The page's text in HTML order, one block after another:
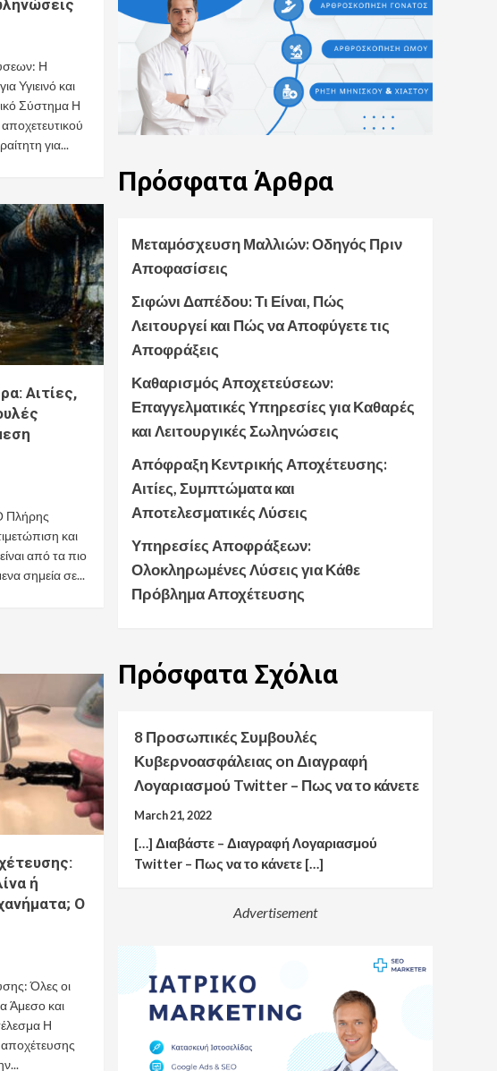
Πρόβλημα
Αποχέτευσης
Η
Υγιεινό και
Σύστημα Η
για...
Αιτίες,
Πλήρης
και
από τα πιο
σημεία σε...
ή
Ο
Όλες οι
Άμεσο και
Η
ΠρόσφαταΆρθρα
Μεταμόσχευση Μαλλιών: Οδηγός Πριν
Αποφασίσεις
Σιφώνι Δαπέδου: Τι Είναι, Πώς
Λειτουργεί και Πώς να Αποφύγετε τις
Αποφράξεις
Καθαρισμός Αποχετεύσεων:
Επαγγελματικές Υπηρεσίες για Καθαρές
και Λειτουργικές Σωληνώσεις
Απόφραξη Κεντρικής Αποχέτευσης:
Αιτίες, Συμπτώματα και
Αποτελεσματικές Λύσεις
Υπηρεσίες Αποφράξεων:
Ολοκληρωμένες Λύσεις για Κάθε
Πρόβλημα Αποχέτευσης
ΠρόσφαταΣχόλια
8 Προσωπικές Συμβουλές
Κυβερνοασφάλειας onΔιαγραφή
Λογαριασμού Twitter – Πως να το κάνετε
March 21, 2022
[…] Διαβάστε – Διαγραφή Λογαριασμού
Twitter – Πως να το κάνετε […]
Advertisement